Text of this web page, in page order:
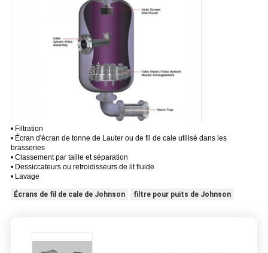
• Filtration
• Écran d'écran de tonne de Lauter ou de fil de cale utilisé dans les
brasseries
• Classement par taille et séparation
• Dessiccateurs ou refroidisseurs de lit fluide
• Lavage
Écrans de fil de cale de Johnson filtre pour puits de Johnson